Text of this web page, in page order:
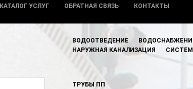
КАТАЛОГ УСЛУГ ОБРАТНАЯ СВЯЗЬ КОНТАКТЫ
ВОДООТВЕДЕНИЕ
НАРУЖНАЯ КАНАЛИЗАЦИЯ
ТРУБЫ ПП